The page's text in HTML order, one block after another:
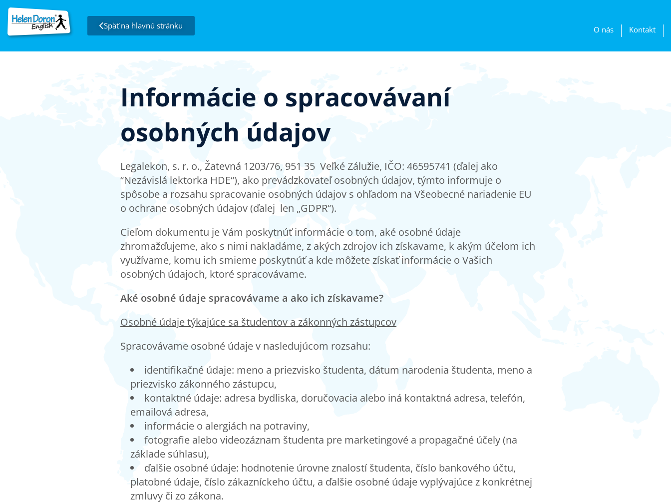
Späť na hlavnú stránku O nás Kontakt
Informácie o spracovávaní
osobných údajov
Legalekon, s. r. o., Žatevná 1203/76, 951 35 Veľké Zálužie, IČO: 46595741 (ďalej ako
“Nezávislá lektorka HDE“), ako prevádzkovateľ osobných údajov, týmto informuje o
spôsobe a rozsahu spracovanie osobných údajov s ohľadom na Všeobecné nariadenie EU
o ochrane osobných údajov (ďalej len „GDPR“).
Cieľom dokumentu je Vám poskytnúť informácie o tom, aké osobné údaje
zhromažďujeme, ako s nimi nakladáme, z akých zdrojov ich získavame, k akým účelom ich
využívame, komu ich smieme poskytnúť a kde môžete získať informácie o Vašich
osobných údajoch, ktoré spracovávame.
Aké osobné údaje spracovávame a ako ich získavame?
Osobné údaje týkajúce sa študentov a zákonných zástupcov
Spracovávame osobné údaje v nasledujúcom rozsahu:
identifikačné údaje: meno a priezvisko študenta, dátum narodenia študenta, meno a
priezvisko zákonného zástupcu,
kontaktné údaje: adresa bydliska, doručovacia alebo iná kontaktná adresa, telefón,
emailová adresa,
informácie o alergiách na potraviny,
fotografie alebo videozáznam študenta pre marketingové a propagačné účely (na
základe súhlasu),
ďalšie osobné údaje: hodnotenie úrovne znalostí študenta, číslo bankového účtu,
platobné údaje, číslo zákazníckeho účtu, a ďalšie osobné údaje vyplývajúce z konkrétnej
zmluvy či zo zákona.